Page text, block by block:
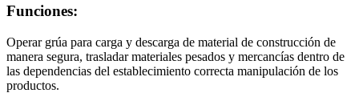
Funciones:
Operar grúa para carga y descarga de material de construcción de
manera segura, trasladar materiales pesados y mercancías dentro de
las dependencias del establecimiento correcta manipulación de los
productos.